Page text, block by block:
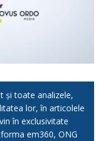
și toate analizele,
lor, în articolele
în exclusivitate
em360, ONG